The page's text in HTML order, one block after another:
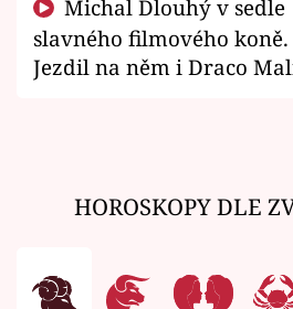
slavného filmového koně.
Jezdil na něm i Draco
HOROSKOPY DLE